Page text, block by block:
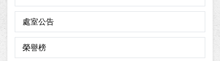
處室公告
榮譽榜